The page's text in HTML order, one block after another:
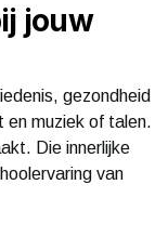
jouw
gezondheid
en muziek of talen.
Die innerlijke
van